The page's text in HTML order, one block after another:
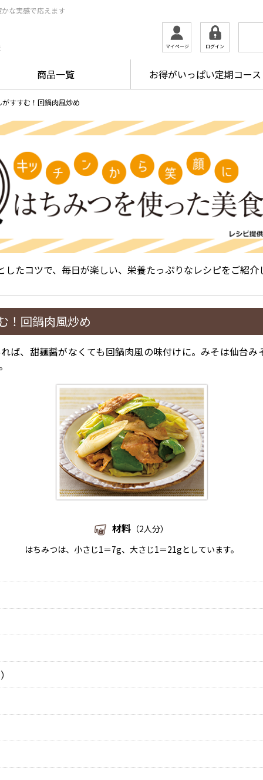
な実感で応えます
マイページ ログイン
商品一覧 お得がいっぱい定期コース
がすすむ！回鍋肉風炒め
したコツで、毎日が楽しい、栄養たっぷりなレシピをご紹介
！回鍋肉風炒め
ば、甜麺醤がなくても回鍋肉風の味付けに。みそは仙台み
材料 （2人分）
はちみつは、小さじ1＝7g、大さじ1＝21gとしています。